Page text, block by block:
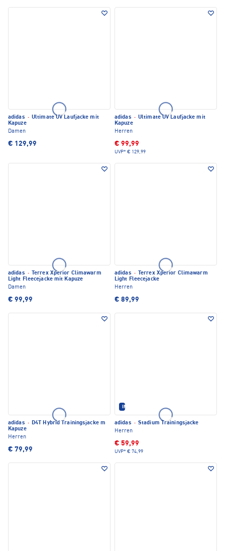
adidas · Ultimate UV Laufjacke mit
Kapuze
Damen
€ 129,99
adidas · Ultimate UV Laufjacke mit
Kapuze
Herren
€ 99,99
UVP* € 129,99
adidas ·
Terrex Xperior Climawarm
Light Fleecejacke mit Kapuze
Damen
€ 99,99
adidas ·
Terrex Xperior Climawarm
Light Fleecejacke
Herren
€ 89,99
adidas · D4T Hybrid Trainingsjacke m
Kapuze
Herren
€ 79,99
IM SET ERHÄLTLICH
adidas · Stadium Trainingsjacke
Herren
€ 59,99
UVP* € 74,99